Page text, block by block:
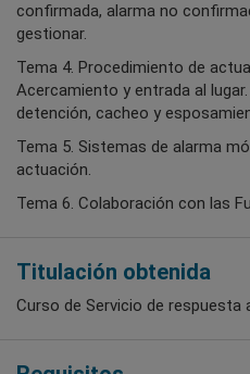
confirmada, alarma no
gestionar.
Tema 4. Procedimiento de
Acercamiento y entrada al
detención, cacheo y
Tema 5. Sistemas de alarma
actuación.
Tema 6. Colaboración con las
Titulación obtenida
Curso de Servicio de respuesta